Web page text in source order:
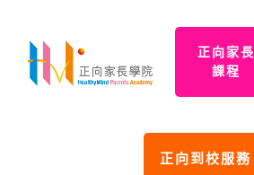
正向家長
課程
正向到校服務